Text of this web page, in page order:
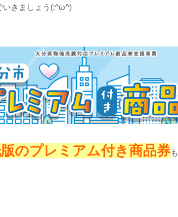
いきましょう(;^ω^)
のプレミアム付き商品券も